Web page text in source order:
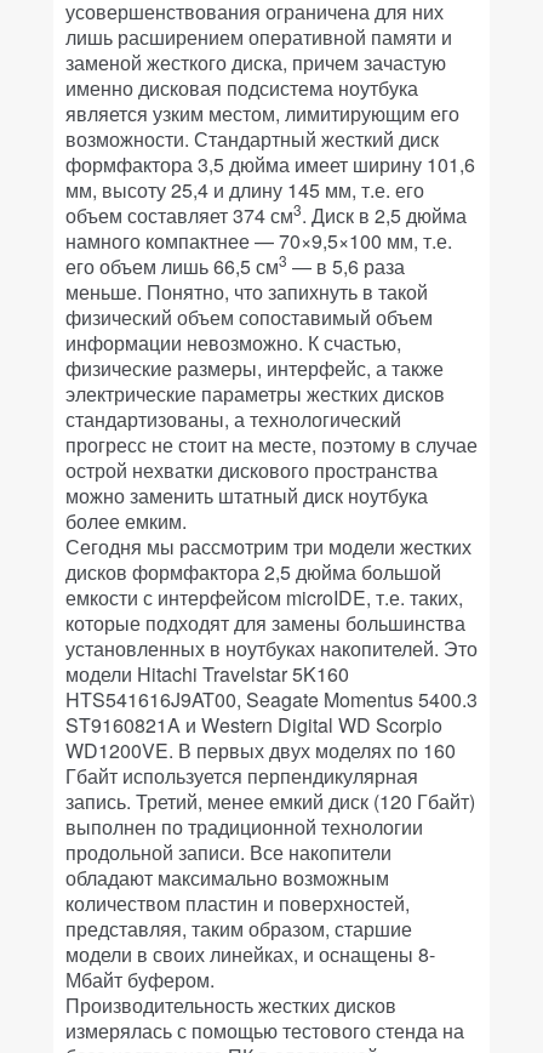
усовершенствования ограничена для них
лишь расширением оперативной памяти и
заменой жесткого диска, причем зачастую
именно дисковая подсистема ноутбука
является узким местом, лимитирующим его
возможности. Стандартный жесткий диск
формфактора 3,5 дюйма имеет ширину 101,6
мм, высоту 25,4 и длину 145 мм, т.е. его
объем составляет 374 см3. Диск в 2,5 дюйма
намного компактнее — 70×9,5×100 мм, т.е.
его объем лишь 66,5 см3 — в 5,6 раза
меньше. Понятно, что запихнуть в такой
физический объем сопоставимый объем
информации невозможно. К счастью,
физические размеры, интерфейс, а также
электрические параметры жестких дисков
стандартизованы, а технологический
прогресс не стоит на месте, поэтому в случае
острой нехватки дискового пространства
можно заменить штатный диск ноутбука
более емким.
Сегодня мы рассмотрим три модели жестких
дисков формфактора 2,5 дюйма большой
емкости с интерфейсом microIDE, т.е. таких,
которые подходят для замены большинства
установленных в ноутбуках накопителей. Это
модели Hitachi Travelstar 5K160
HTS541616J9AT00, Seagate Momentus 5400.3
ST9160821A и Western Digital WD Scorpio
WD1200VE. В первых двух моделях по 160
Гбайт используется перпендикулярная
запись. Третий, менее емкий диск (120 Гбайт)
выполнен по традиционной технологии
продольной записи. Все накопители
обладают максимально возможным
количеством пластин и поверхностей,
представляя, таким образом, старшие
модели в своих линейках, и оснащены 8-
Мбайт буфером.
Производительность жестких дисков
измерялась с помощью тестового стенда на